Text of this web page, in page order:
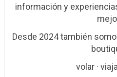
información y
Desde 2024 también
volar ·